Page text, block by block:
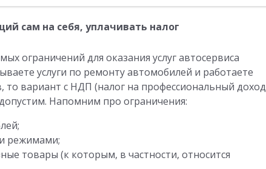
сам на себя, уплачивать налог
ограничений для оказания услуг автосервиса
услуги по ремонту автомобилей и работаете
то вариант с НДП (налог на профессиональный доход
Напомним про ограничения:
режимами;
товары (к которым, в частности, относится